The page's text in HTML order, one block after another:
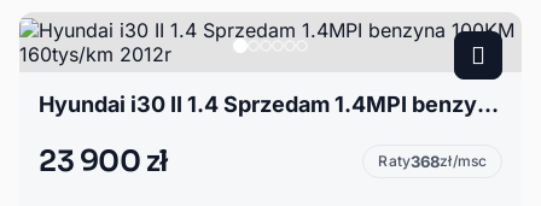
Hyundai i30 II 1.4 Sprzedam 1.4MPI benzyna 100KM 160tys/km 2012r
23 900 zł Raty368zł/msc